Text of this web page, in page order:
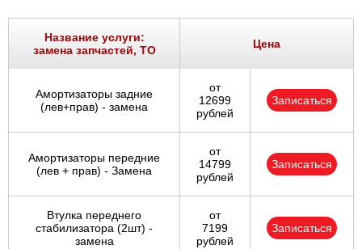
Название услуги:
замена запчастей, ТО
Цена
Амортизаторы задние
(лев+прав) - замена
от
12699
рублей
Записаться
Амортизаторы передние
(лев + прав) - Замена
от
14799
рублей
Записаться
Втулка переднего
стабилизатора (2шт) -
замена
от
7199
рублей
Записаться